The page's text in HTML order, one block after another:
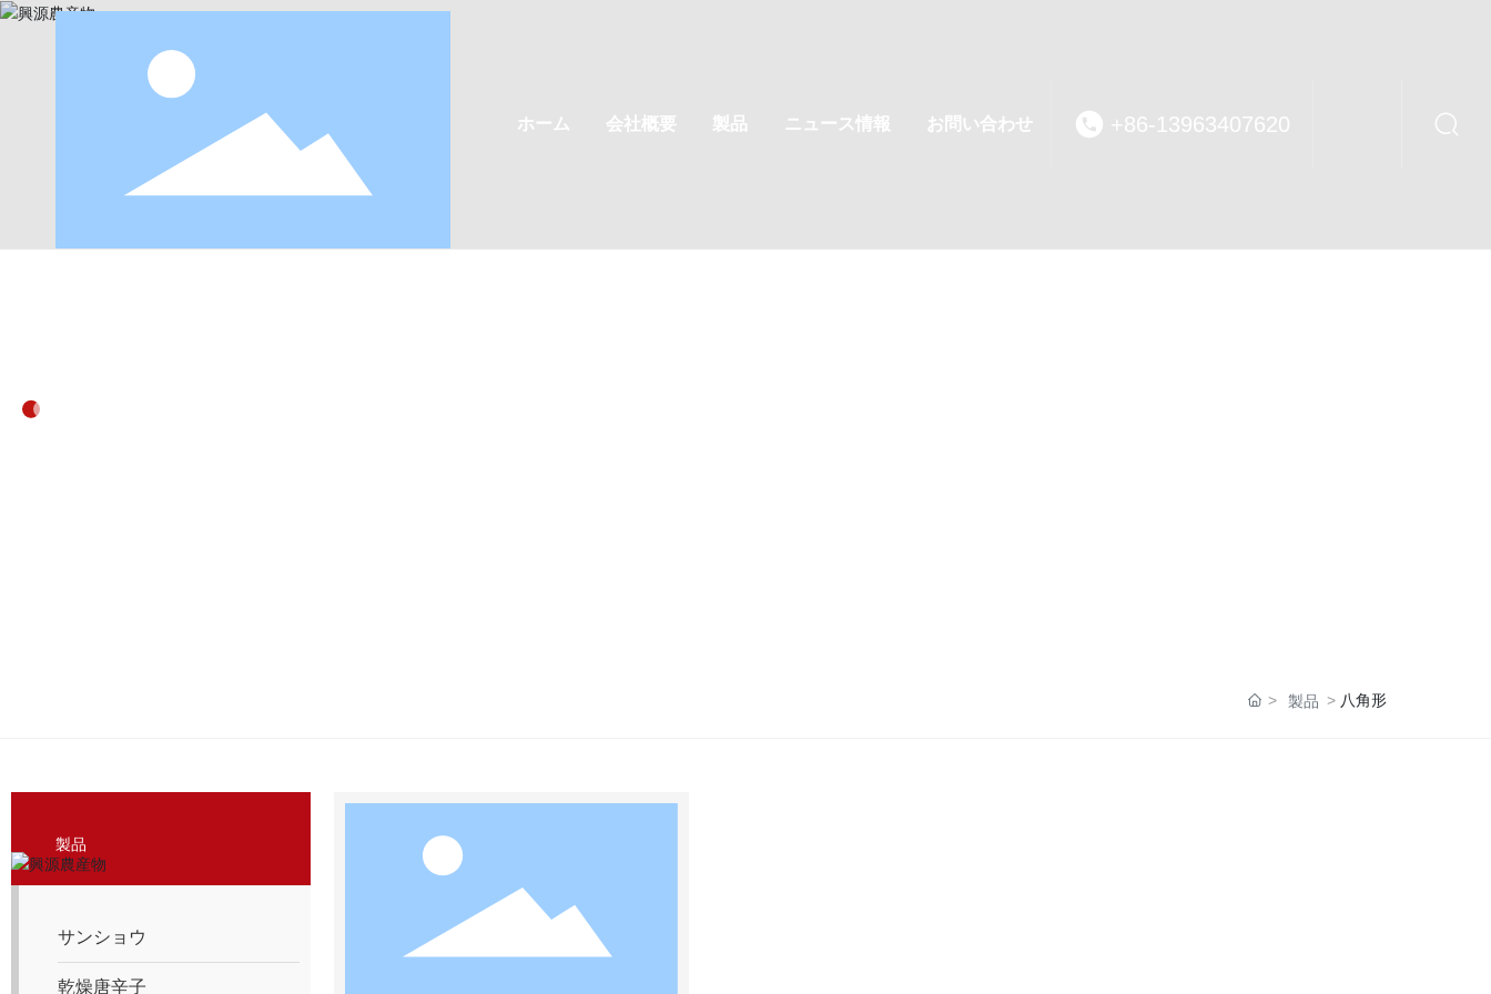
ホーム 会社概要 製品 ニュース情報 お問い合わせ +86-13963407620
製品 八角形
製品
サンショウ
乾燥唐辛子